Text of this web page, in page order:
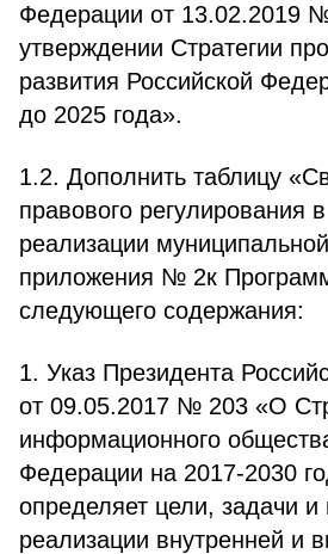
Федерации от 13.02.2019
утверждении Стратегии
развития Российской
до 2025 года».
1.2. Дополнить таблицу
правового регулирования
реализации
приложения № 2к
следующего содержания:
1. Указ Президента
от 09.05.2017 № 203 «О
информационного
Федерации на 2017-2030
определяет цели, задачи
реализации внутренней и